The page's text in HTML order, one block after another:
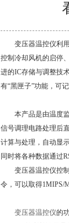
变压器温控仪利用
控制冷却风机的启停
进的IC存储与调整技
有“黑匣子”功能，可
本产品是由温度监
信号调理电路处理后
计算与处理，自动显
同时将各种数据通过
变压器温控仪控制
令，可以取得1MIPS/
变压器温控仪的